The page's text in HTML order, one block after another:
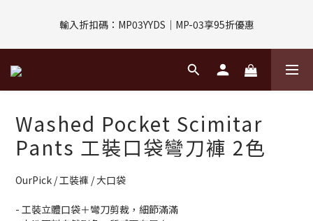
金
輸入折扣碼：MP03YYDS｜MP-03享95折優惠
指定付款方式｜即享2%回饋(信用卡、APPLE PAY、LINE PAY)
評價回饋｜訂單完成後7天內填寫5字以上評價，即可獲得$30購物
金
Washed Pocket Scimitar
Pants 工裝口袋彎刀褲 2色
OurPick / 工裝褲 / 大口袋
- 工裝立體口袋＋彎刀剪裁，細節滿滿